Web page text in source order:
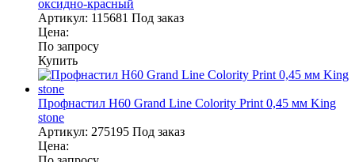
оксидно-красный
Артикул: 115681 Под заказ
Цена:
По запросу
Купить
Профнастил Н60 Grand Line Colority Print 0,45 мм King
stone
Артикул: 275195 Под заказ
Цена: